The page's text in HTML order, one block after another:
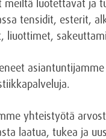
meiltä luotettavat ja
tensidit, esterit,
liuottimet,
yhteistyötä
laatua, tukea ja